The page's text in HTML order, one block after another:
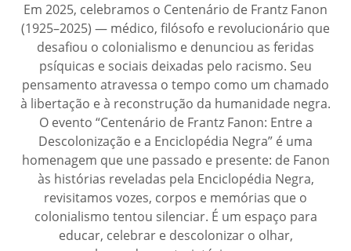
Em 2025, celebramos o Centenário de Frantz Fanon
(1925–2025) — médico, filósofo e revolucionário que
desafiou o colonialismo e denunciou as feridas
psíquicas e sociais deixadas pelo racismo. Seu
pensamento atravessa o tempo como um chamado
à libertação e à reconstrução da humanidade negra.
O evento “Centenário de Frantz Fanon: Entre a
Descolonização e a Enciclopédia Negra” é uma
homenagem que une passado e presente: de Fanon
às histórias reveladas pela Enciclopédia Negra,
revisitamos vozes, corpos e memórias que o
colonialismo tentou silenciar. É um espaço para
educar, celebrar e descolonizar o olhar,